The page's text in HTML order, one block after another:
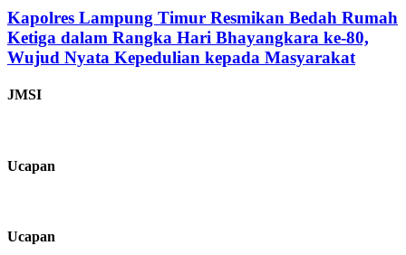
Kapolres Lampung Timur Resmikan Bedah Rumah
Ketiga dalam Rangka Hari Bhayangkara ke-80,
Wujud Nyata Kepedulian kepada Masyarakat
JMSI
Ucapan
Ucapan